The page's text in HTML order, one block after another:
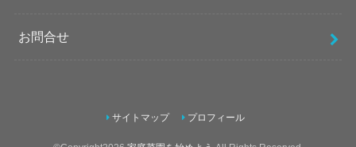
お問合せ
サイトマップ プロフィール